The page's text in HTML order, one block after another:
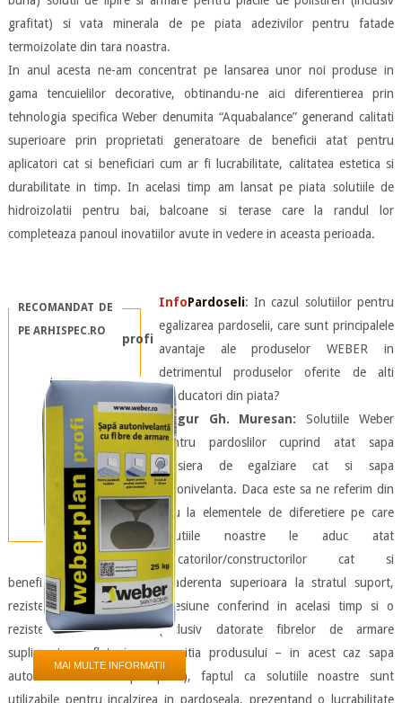
grafitat) si vata minerala de pe piata adezivilor pentru fatade
termoizolate din tara noastra.
In anul acesta ne-am concentrat pe lansarea unor noi produse in
gama tencuielilor decorative, obtinandu-ne aici diferentierea prin
tehnologia specifica Weber denumita “Aquabalance” generand calitati
superioare prin proprietati generatoare de beneficii atat pentru
aplicatori cat si beneficiari cum ar fi lucrabilitate, calitatea estetica si
durabilitate in timp. In acelasi timp am lansat pe piata solutiile de
hidroizolatii pentru bai, balcoane si terase care la randul lor
completeaza panoul inovatiilor avute in vedere in aceasta perioada.
RECOMANDAT DE
PE ARHISPEC.RO
weber.plan profi
MAI MULTE INFORMATII
InfoPardoseli: In cazul solutiilor pentru
egalizarea pardoselii, care sunt principalele
avantaje ale produselor WEBER in
detrimentul produselor oferite de alti
producatori din piata?
Mugur Gh. Muresan: Solutiile Weber
pentru pardoslilor cuprind atat sapa
grosiera de egalziare cat si sapa
autonivelanta. Daca este sa ne referim din
nou la elementele de diferetiere pe care
solutiile noastre le aduc atat
aplicatorilor/constructorilor cat si
beneficiarilor, acestea sunt: aderenta superioara la stratul suport,
rezistenta crescuta la compresiune conferind in acelasi timp si o
rezistenta finala mare (inclusiv datorate fibrelor de armare
suplimentare aflata in compozitia produsului – in acest caz sapa
autonivelanta weber.plan.profi), faptul ca solutiile noastre sunt
utilizabile pentru incalzirea in pardoseala, prezentand o lucrabilitate